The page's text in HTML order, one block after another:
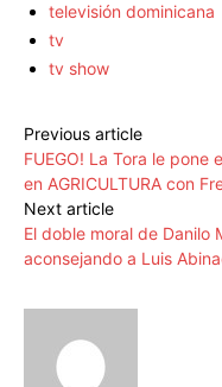
televisión dominicana
tv
tv show
Previous article
FUEGO! La Tora le pone
en AGRICULTURA con
Next article
El doble moral de Danilo
aconsejando a Luis